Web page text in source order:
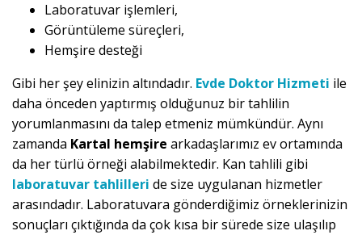
Laboratuvar işlemleri,
Görüntüleme süreçleri,
Hemşire desteği
Gibi her şey elinizin altındadır. Evde Doktor Hizmeti ile
daha önceden yaptırmış olduğunuz bir tahlilin
yorumlanmasını da talep etmeniz mümkündür. Aynı
zamanda Kartal hemşire arkadaşlarımız ev ortamında
da her türlü örneği alabilmektedir. Kan tahlili gibi
laboratuvar tahlilleri de size uygulanan hizmetler
arasındadır. Laboratuvara gönderdiğimiz örneklerinizin
sonuçları çıktığında da çok kısa bir sürede size ulaşılıp